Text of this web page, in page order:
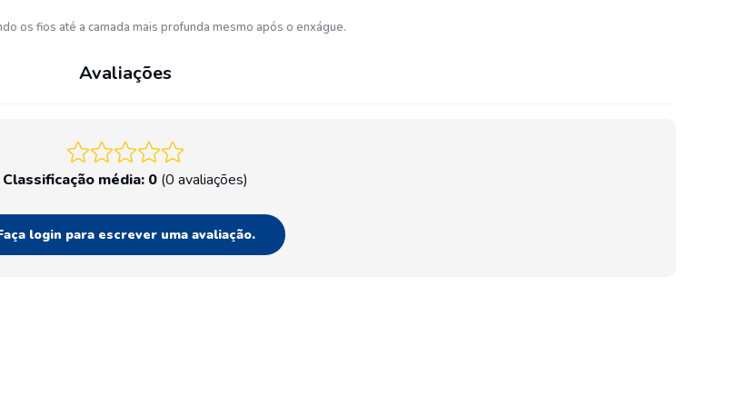
os fios até a camada mais profunda mesmo após o enxágue.
Avaliações
Classificação média: 0 (0 avaliações)
login para escrever uma avaliação.